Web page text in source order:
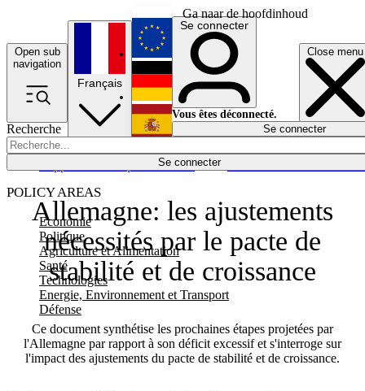
Ga naar de hoofdinhoud
Open sub
navigation
Close menu
Recherche
Se connecter
POLICY AREAS
Economie
Politique
Agriculture et Alimentation
Santé
Technologies
Energie, Environnement et Transport
Défense
Économie
Français
English
Deutsch
Español
Se connecter
Vous êtes déconnecté.
Se connecter
Allemagne: les ajustements
nécessités par le pacte de
stabilité et de croissance
Ce document synthétise les prochaines étapes projetées par
l'Allemagne par rapport à son déficit excessif et s'interroge sur
l'impact des ajustements du pacte de stabilité et de croissance.